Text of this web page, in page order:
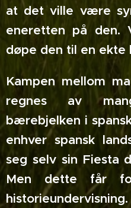
at det ville være
eneretten på den.
døpe den til en ekte
Kampen mellom
regnes av
bærebjelken i
enhver spansk
seg selv sin Fiesta
Men dette får
historieundervisning.